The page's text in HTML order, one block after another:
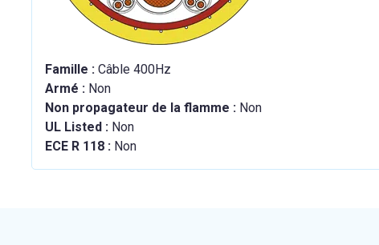
Famille : Câble 400Hz
Armé : Non
Non propagateur de la flamme : Non
UL Listed : Non
ECE R 118 : Non